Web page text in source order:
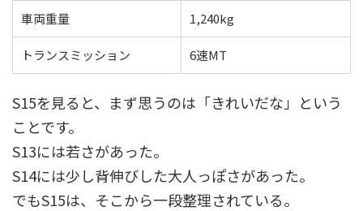
車両重量 1,240kg
トランスミッション 6速MT
S15を見ると、まず思うのは「きれいだな」という
ことです。
S13には若さがあった。
S14には少し背伸びした大人っぽさがあった。
でもS15は、そこから一段整理されている。